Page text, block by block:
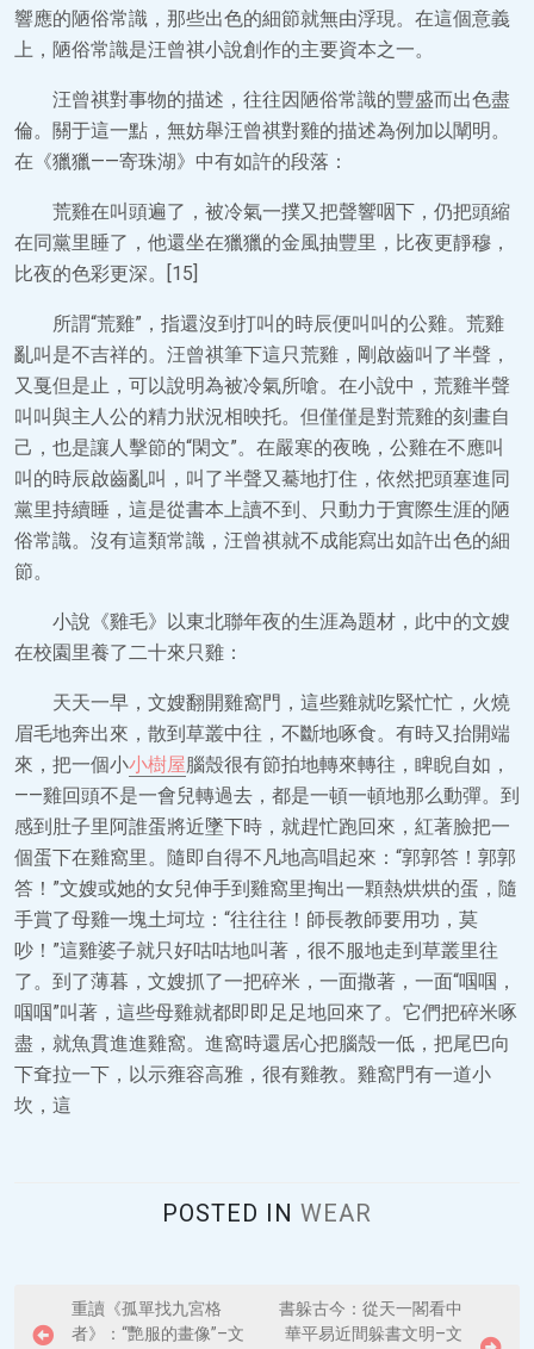
響應的陋俗常識，那些出色的細節就無由浮現。在這個意義
上，陋俗常識是汪曾祺小說創作的主要資本之一。
汪曾祺對事物的描述，往往因陋俗常識的豐盛而出色盡
倫。關于這一點，無妨舉汪曾祺對雞的描述為例加以闡明。
在《獵獵——寄珠湖》中有如許的段落：
荒雞在叫頭遍了，被冷氣一撲又把聲響咽下，仍把頭縮
在同黨里睡了，他還坐在獵獵的金風抽豐里，比夜更靜穆，
比夜的色彩更深。[15]
所謂“荒雞”，指還沒到打叫的時辰便叫叫的公雞。荒雞
亂叫是不吉祥的。汪曾祺筆下這只荒雞，剛啟齒叫了半聲，
又戛但是止，可以說明為被冷氣所嗆。在小說中，荒雞半聲
叫叫與主人公的精力狀況相映托。但僅僅是對荒雞的刻畫自
己，也是讓人擊節的“閑文”。在嚴寒的夜晚，公雞在不應叫
叫的時辰啟齒亂叫，叫了半聲又驀地打住，依然把頭塞進同
黨里持續睡，這是從書本上讀不到、只動力于實際生涯的陋
俗常識。沒有這類常識，汪曾祺就不成能寫出如許出色的細
節。
小說《雞毛》以東北聯年夜的生涯為題材，此中的文嫂
在校園里養了二十來只雞：
天天一早，文嫂翻開雞窩門，這些雞就吃緊忙忙，火燒
眉毛地奔出來，散到草叢中往，不斷地啄食。有時又抬開端
來，把一個小小樹屋腦殼很有節拍地轉來轉往，睥睨自如，
——雞回頭不是一會兒轉過去，都是一頓一頓地那么動彈。到
感到肚子里阿誰蛋將近墜下時，就趕忙跑回來，紅著臉把一
個蛋下在雞窩里。隨即自得不凡地高唱起來：“郭郭答！郭郭
答！”文嫂或她的女兒伸手到雞窩里掏出一顆熱烘烘的蛋，隨
手賞了母雞一塊土坷垃：“往往往！師長教師要用功，莫
吵！”這雞婆子就只好咕咕地叫著，很不服地走到草叢里往
了。到了薄暮，文嫂抓了一把碎米，一面撒著，一面“啯啯，
啯啯”叫著，這些母雞就都即即足足地回來了。它們把碎米啄
盡，就魚貫進進雞窩。進窩時還居心把腦殼一低，把尾巴向
下耷拉一下，以示雍容高雅，很有雞教。雞窩門有一道小
坎，這
POSTED IN WEAR
重讀《孤單找九宮格
者》：“艷服的畫像”–文
書躲古今：從天一閣看中
華平易近間躲書文明–文